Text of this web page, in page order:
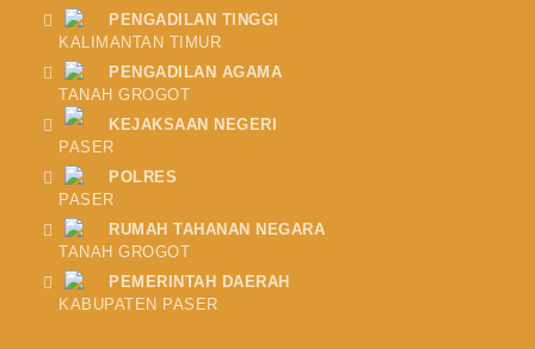
PENGADILAN TINGGI
KALIMANTAN TIMUR
PENGADILAN AGAMA
TANAH GROGOT
KEJAKSAAN NEGERI
PASER
POLRES
PASER
RUMAH TAHANAN NEGARA
TANAH GROGOT
PEMERINTAH DAERAH
KABUPATEN PASER